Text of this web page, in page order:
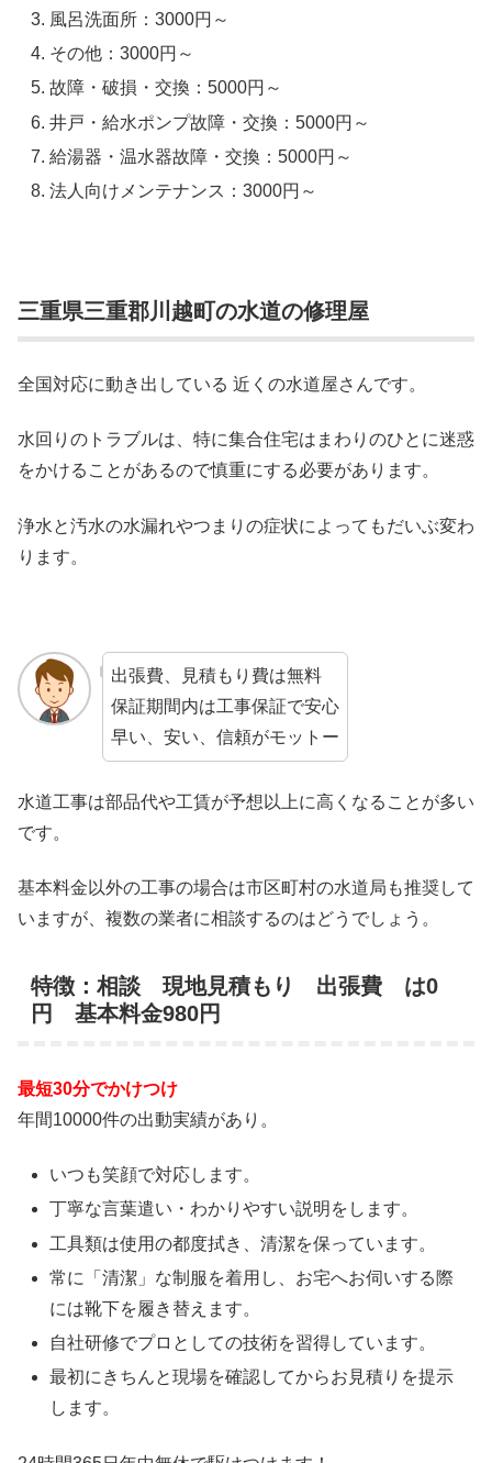
風呂洗面所：3000円～
その他：3000円～
故障・破損・交換：5000円～
井戸・給水ポンプ故障・交換：5000円～
給湯器・温水器故障・交換：5000円～
法人向けメンテナンス：3000円～
三重県三重郡川越町の水道の修理屋
全国対応に動き出している 近くの水道屋さんです。
水回りのトラブルは、特に集合住宅はまわりのひとに迷惑
をかけることがあるので慎重にする必要があります。
浄水と汚水の水漏れやつまりの症状によってもだいぶ変わ
ります。
出張費、見積もり費は無料
保証期間内は工事保証で安心
早い、安い、信頼がモットー
水道工事は部品代や工賃が予想以上に高くなることが多い
です。
基本料金以外の工事の場合は市区町村の水道局も推奨して
いますが、複数の業者に相談するのはどうでしょう。
特徴：相談 現地見積もり 出張費 は0
円 基本料金980円
最短30分でかけつけ
年間10000件の出動実績があり。
いつも笑顔で対応します。
丁寧な言葉遣い・わかりやすい説明をします。
工具類は使用の都度拭き、清潔を保っています。
常に「清潔」な制服を着用し、お宅へお伺いする際
には靴下を履き替えます。
自社研修でプロとしての技術を習得しています。
最初にきちんと現場を確認してからお見積りを提示
します。